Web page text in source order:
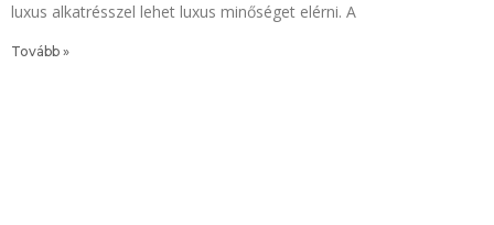
luxus alkatrésszel lehet luxus minőséget elérni. A
Tovább »